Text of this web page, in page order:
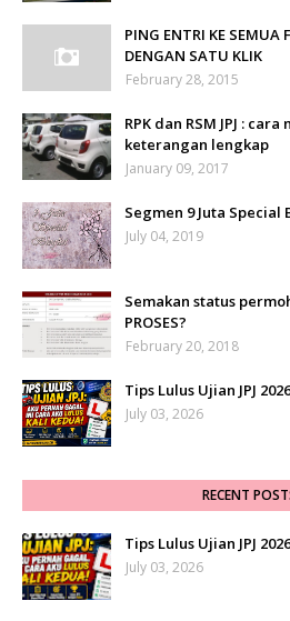
PING ENTRI KE SEMUA
DENGAN SATU KLIK
February 28, 2015
RPK dan RSM JPJ :
keterangan lengkap
January 09, 2017
Segmen 9 Juta Special
July 04, 2019
Semakan status
PROSES?
February 20, 2018
Tips Lulus Ujian JPJ 2026
July 03, 2026
RECENT
Tips Lulus Ujian JPJ 2026
July 03, 2026